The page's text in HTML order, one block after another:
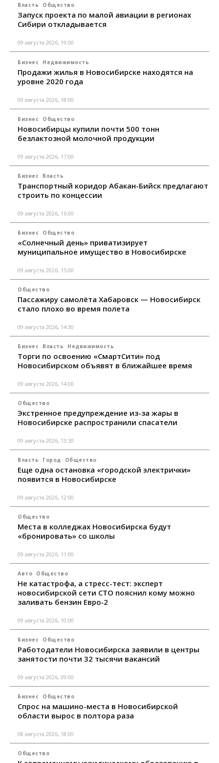
Власть Общество
Запуск проекта по малой авиации в регионах
Сибири откладывается
09 августа 2026, 19:00
Бизнес Недвижимость
Продажи жилья в Новосибирске находятся на
уровне 2020 года
09 августа 2026, 18:00
Бизнес Общество
Новосибирцы купили почти 500 тонн
безлактозной молочной продукции
09 августа 2026, 17:00
Бизнес Власть
Транспортный коридор Абакан-Бийск предлагают
строить по концессии
09 августа 2026, 16:00
Бизнес Общество
«Солнечный день» приватизирует
муниципальное имущество в Новосибирске
09 августа 2026, 15:00
Общество
Пассажиру самолёта Хабаровск — Новосибирск
стало плохо во время полета
09 августа 2026, 14:30
Бизнес Власть Недвижимость
Торги по освоению «СмартСити» под
Новосибирском объявят в ближайшее время
09 августа 2026, 14:00
Общество
Экстренное предупреждение из-за жары в
Новосибирске распространили спасатели
09 августа 2026, 13:30
Власть Город Общество
Еще одна остановка «городской электрички»
появится в Новосибирске
09 августа 2026, 12:00
Общество
Места в колледжах Новосибирска будут
«бронировать» со школы
09 августа 2026, 11:00
Авто Общество
Не катастрофа, а стресс-тест: эксперт
новосибирской сети СТО пояснил кому можно
заливать бензин Евро‑2
09 августа 2026, 10:00
Бизнес Общество
Работодатели Новосибирска заявили в центры
занятости почти 32 тысячи вакансий
09 августа 2026, 09:00
Бизнес Общество
Спрос на машино-места в Новосибирской
области вырос в полтора раза
08 августа 2026, 18:00
Общество